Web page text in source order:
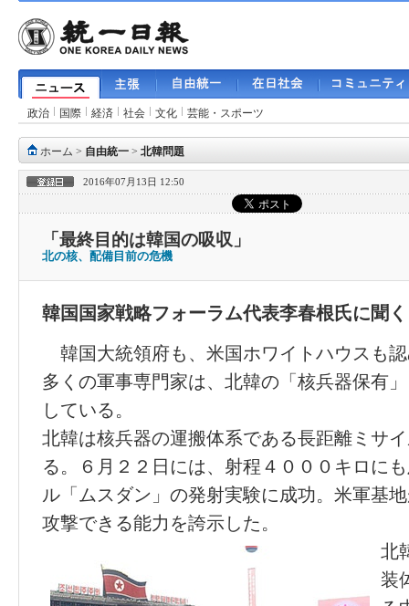
政治 国際 経済 社会 文化 芸能・スポーツ
ホーム > 自由統一 > 北韓問題
2016年07月13日 12:50
「最終目的は韓国の吸収」
北の核、配備目前の危機
韓国国家戦略フォーラム代表李春根氏に聞く
韓国大統領府も、米国ホワイトハウスも
多くの軍事専門家は、北韓の「核兵器保有
している。
北韓は核兵器の運搬体系である長距離ミサ
る。６月２２日には、射程４０００キロに
ル「ムスダン」の発射実験に成功。米軍基
攻撃できる能力を誇示した。
北
装